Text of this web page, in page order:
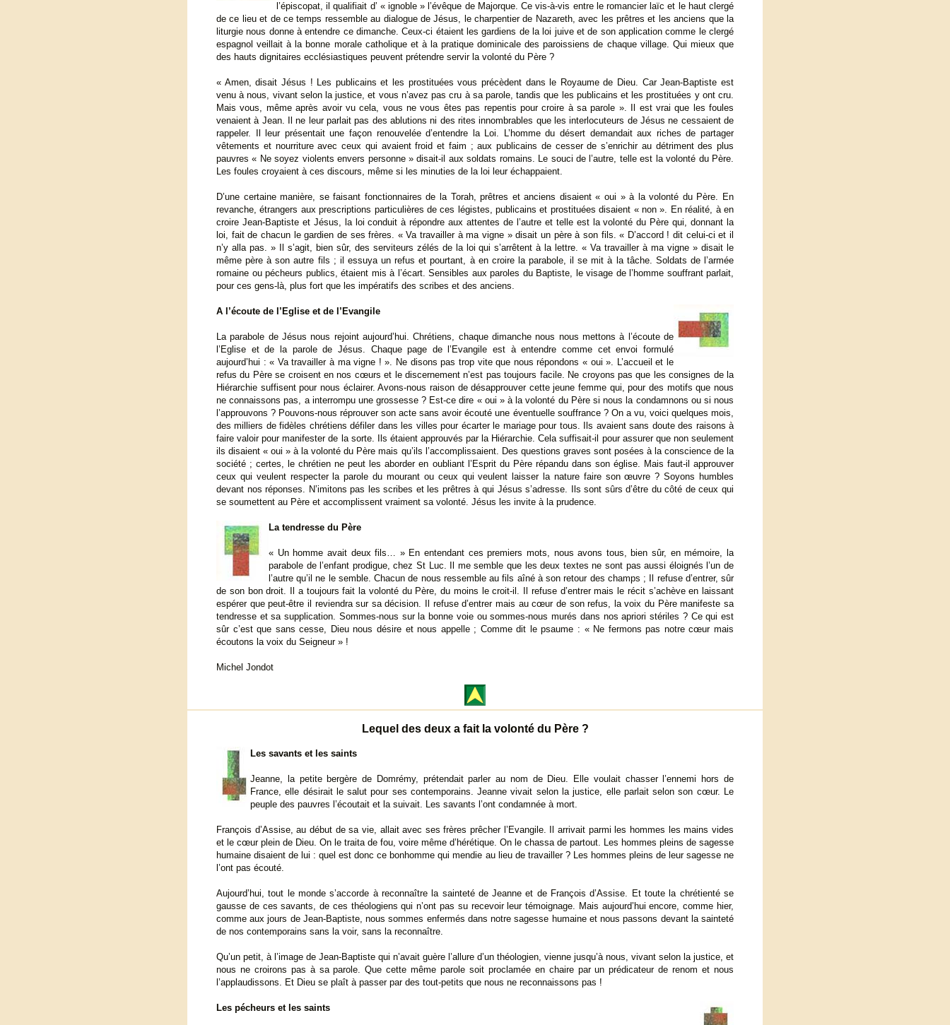
l’épiscopat, il qualifiait d’ « ignoble » l’évêque de Majorque. Ce vis-à-vis entre le romancier laïc et le haut clergé
de ce lieu et de ce temps ressemble au dialogue de Jésus, le charpentier de Nazareth, avec les prêtres et les anciens que la
liturgie nous donne à entendre ce dimanche. Ceux-ci étaient les gardiens de la loi juive et de son application comme le clergé
espagnol veillait à la bonne morale catholique et à la pratique dominicale des paroissiens de chaque village. Qui mieux que
des hauts dignitaires ecclésiastiques peuvent prétendre servir la volonté du Père ?
« Amen, disait Jésus ! Les publicains et les prostituées vous précèdent dans le Royaume de Dieu. Car Jean-Baptiste est
venu à nous, vivant selon la justice, et vous n’avez pas cru à sa parole, tandis que les publicains et les prostituées y ont cru.
Mais vous, même après avoir vu cela, vous ne vous êtes pas repentis pour croire à sa parole ». Il est vrai que les foules
venaient à Jean. Il ne leur parlait pas des ablutions ni des rites innombrables que les interlocuteurs de Jésus ne cessaient de
rappeler. Il leur présentait une façon renouvelée d’entendre la Loi. L’homme du désert demandait aux riches de partager
vêtements et nourriture avec ceux qui avaient froid et faim ; aux publicains de cesser de s’enrichir au détriment des plus
pauvres « Ne soyez violents envers personne » disait-il aux soldats romains. Le souci de l’autre, telle est la volonté du Père.
Les foules croyaient à ces discours, même si les minuties de la loi leur échappaient.
D’une certaine manière, se faisant fonctionnaires de la Torah, prêtres et anciens disaient « oui » à la volonté du Père. En
revanche, étrangers aux prescriptions particulières de ces légistes, publicains et prostituées disaient « non ». En réalité, à en
croire Jean-Baptiste et Jésus, la loi conduit à répondre aux attentes de l’autre et telle est la volonté du Père qui, donnant la
loi, fait de chacun le gardien de ses frères. « Va travailler à ma vigne » disait un père à son fils. « D’accord ! dit celui-ci et il
n’y alla pas. » Il s’agit, bien sûr, des serviteurs zélés de la loi qui s’arrêtent à la lettre. « Va travailler à ma vigne » disait le
même père à son autre fils ; il essuya un refus et pourtant, à en croire la parabole, il se mit à la tâche. Soldats de l’armée
romaine ou pécheurs publics, étaient mis à l’écart. Sensibles aux paroles du Baptiste, le visage de l’homme souffrant parlait,
pour ces gens-là, plus fort que les impératifs des scribes et des anciens.
A l’écoute de l’Eglise et de l’Evangile
La parabole de Jésus nous rejoint aujourd’hui. Chrétiens, chaque dimanche nous nous mettons à l’écoute de
l’Eglise et de la parole de Jésus. Chaque page de l’Evangile est à entendre comme cet envoi formulé
aujourd’hui : « Va travailler à ma vigne ! ». Ne disons pas trop vite que nous répondons « oui ». L’accueil et le
refus du Père se croisent en nos cœurs et le discernement n’est pas toujours facile. Ne croyons pas que les consignes de la
Hiérarchie suffisent pour nous éclairer. Avons-nous raison de désapprouver cette jeune femme qui, pour des motifs que nous
ne connaissons pas, a interrompu une grossesse ? Est-ce dire « oui » à la volonté du Père si nous la condamnons ou si nous
l’approuvons ? Pouvons-nous réprouver son acte sans avoir écouté une éventuelle souffrance ? On a vu, voici quelques mois,
des milliers de fidèles chrétiens défiler dans les villes pour écarter le mariage pour tous. Ils avaient sans doute des raisons à
faire valoir pour manifester de la sorte. Ils étaient approuvés par la Hiérarchie. Cela suffisait-il pour assurer que non seulement
ils disaient « oui » à la volonté du Père mais qu’ils l’accomplissaient. Des questions graves sont posées à la conscience de la
société ; certes, le chrétien ne peut les aborder en oubliant l’Esprit du Père répandu dans son église. Mais faut-il approuver
ceux qui veulent respecter la parole du mourant ou ceux qui veulent laisser la nature faire son œuvre ? Soyons humbles
devant nos réponses. N’imitons pas les scribes et les prêtres à qui Jésus s’adresse. Ils sont sûrs d’être du côté de ceux qui
se soumettent au Père et accomplissent vraiment sa volonté. Jésus les invite à la prudence.
La tendresse du Père
« Un homme avait deux fils… » En entendant ces premiers mots, nous avons tous, bien sûr, en mémoire, la
parabole de l’enfant prodigue, chez St Luc. Il me semble que les deux textes ne sont pas aussi éloignés l’un de
l’autre qu’il ne le semble. Chacun de nous ressemble au fils aîné à son retour des champs ; Il refuse d’entrer, sûr
de son bon droit. Il a toujours fait la volonté du Père, du moins le croit-il. Il refuse d’entrer mais le récit s’achève en laissant
espérer que peut-être il reviendra sur sa décision. Il refuse d’entrer mais au cœur de son refus, la voix du Père manifeste sa
tendresse et sa supplication. Sommes-nous sur la bonne voie ou sommes-nous murés dans nos apriori stériles ? Ce qui est
sûr c’est que sans cesse, Dieu nous désire et nous appelle ; Comme dit le psaume : « Ne fermons pas notre cœur mais
écoutons la voix du Seigneur » !
Michel Jondot
Lequel des deux a fait la volonté du Père ?
Les savants et les saints
Jeanne, la petite bergère de Domrémy, prétendait parler au nom de Dieu. Elle voulait chasser l’ennemi hors de
France, elle désirait le salut pour ses contemporains. Jeanne vivait selon la justice, elle parlait selon son cœur. Le
peuple des pauvres l’écoutait et la suivait. Les savants l’ont condamnée à mort.
François d’Assise, au début de sa vie, allait avec ses frères prêcher l’Evangile. Il arrivait parmi les hommes les mains vides
et le cœur plein de Dieu. On le traita de fou, voire même d’hérétique. On le chassa de partout. Les hommes pleins de sagesse
humaine disaient de lui : quel est donc ce bonhomme qui mendie au lieu de travailler ? Les hommes pleins de leur sagesse ne
l’ont pas écouté.
Aujourd’hui, tout le monde s’accorde à reconnaître la sainteté de Jeanne et de François d’Assise. Et toute la chrétienté se
gausse de ces savants, de ces théologiens qui n’ont pas su recevoir leur témoignage. Mais aujourd’hui encore, comme hier,
comme aux jours de Jean-Baptiste, nous sommes enfermés dans notre sagesse humaine et nous passons devant la sainteté
de nos contemporains sans la voir, sans la reconnaître.
Qu’un petit, à l’image de Jean-Baptiste qui n’avait guère l’allure d’un théologien, vienne jusqu’à nous, vivant selon la justice, et
nous ne croirons pas à sa parole. Que cette même parole soit proclamée en chaire par un prédicateur de renom et nous
l’applaudissons. Et Dieu se plaît à passer par des tout-petits que nous ne reconnaissons pas !
Les pécheurs et les saints